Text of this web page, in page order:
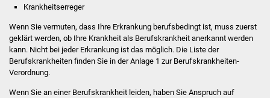
FNP / Bebauungspläne
Wahlen
Krankheitserreger
Wenn Sie vermuten, dass Ihre Erkrankung berufsbedingt ist, muss zuerst
geklärt werden, ob Ihre Krankheit als Berufskrankheit anerkannt werden
kann. Nicht bei jeder Erkrankung ist das möglich. Die Liste der
Berufskrankheiten finden Sie in der Anlage 1 zur Berufskrankheiten-
Verordnung.
Wenn Sie an einer Berufskrankheit leiden, haben Sie Anspruch auf